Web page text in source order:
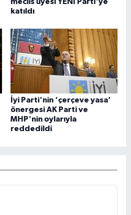
katıldı
İyi Parti'nin ‘çerçeve yasa’
önergesi AK Parti ve
MHP'nin oylarıyla
reddedildi